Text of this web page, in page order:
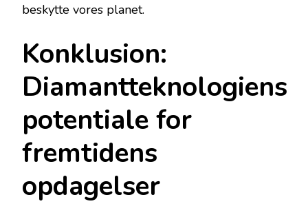
beskytte vores planet.
Konklusion:
Diamantteknologiens
potentiale for
fremtidens
opdagelser